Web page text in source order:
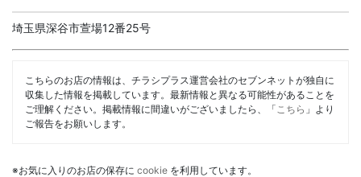
埼玉県深谷市萱場12番25号
こちらのお店の情報は、チラシプラス運営会社のセブンネットが独自に
収集した情報を掲載しています。最新情報と異なる可能性があることを
ご理解ください。掲載情報に間違いがございましたら、「 こちら 」より
ご報告をお願いします。
※お気に入りのお店の保存に cookie を利用しています。